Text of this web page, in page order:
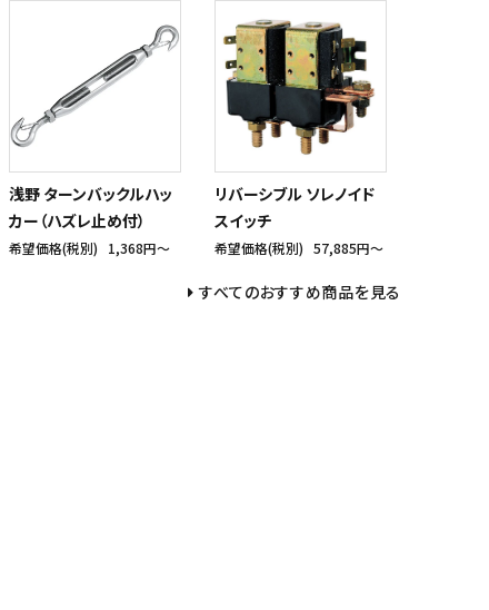
浅野 ターンバックルハッ
カー（ハズレ止め付）
希望価格(税別) 1,368円〜
リバーシブル ソレノイド
スイッチ
希望価格(税別) 57,885円〜
すべてのおすすめ商品を見る